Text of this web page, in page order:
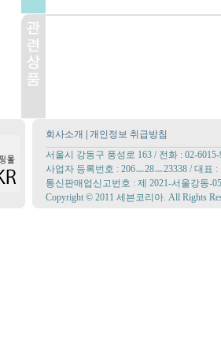
회사소개
개인정보 취급방침
서울시 강동구 풍성로 163 / 전화 : 02-
사업자 등록번호 : 206ㅡ28ㅡ23338 / 대표
통신판매업신고번호 : 제 2021-서울강동-
Copyright © 2011 세븐코리아. All Rights